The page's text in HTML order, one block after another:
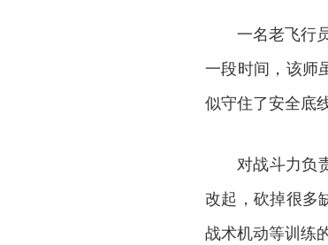
一名老飞行
一段时间，该师
似守住了安全底
对战斗力负
改起，砍掉很多
战术机动等训练